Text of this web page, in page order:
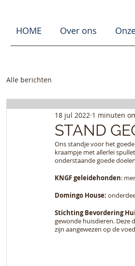
HOME Over ons
Alle berichten
STAND
18 jul 2022 1 minuten
Ons standje voor het
kraampje met allerlei
onderstaande goede
KNGF geleidehonden:
Domingo House:
Stichting Bevordering
gewonde huisdieren. Deze
zijn aangewezen op de